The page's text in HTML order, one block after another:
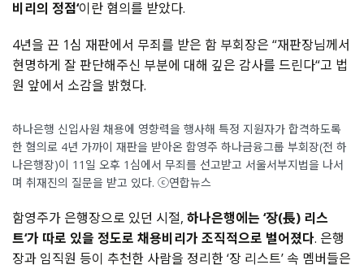
비리의 정점‘이란 혐의를 받았다.
4년을 끈 1심 재판에서 무죄를 받은 함 부회장은 “재판장님께서
현명하게 잘 판단해주신 부분에 대해 깊은 감사를 드린다“고 법
원 앞에서 소감을 밝혔다.
하나은행 신입사원 채용에 영향력을 행사해 특정 지원자가 합격하도록
한 혐의로 4년 가까이 재판을 받아온 함영주 하나금융그룹 부회장(전 하
나은행장)이 11일 오후 1심에서 무죄를 선고받고 서울서부지법을 나서
며 취재진의 질문을 받고 있다. ⓒ연합뉴스
함영주가 은행장으로 있던 시절, 하나은행에는 ‘장(長) 리스
트‘가 따로 있을 정도로 채용비리가 조직적으로 벌어졌다. 은행
장과 임직원 등이 추천한 사람을 정리한 ‘장 리스트’ 속 멤버들은